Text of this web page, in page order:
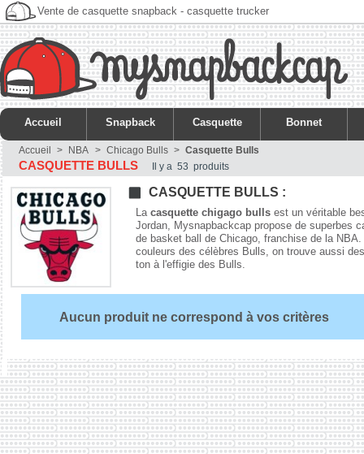
Vente de casquette snapback - casquette trucker
Accueil Snapback Casquette Bonnet
Accueil > NBA > Chicago Bulls > Casquette Bulls
CASQUETTE BULLS Il y a 53 produits
CASQUETTE BULLS :
La casquette chigago bulls est un véritable
Jordan, Mysnapbackcap propose de superbes
de basket ball de Chicago, franchise de la
couleurs des célèbres Bulls, on trouve aussi
ton à l'effigie des Bulls.
Aucun produit ne correspond à vos critères